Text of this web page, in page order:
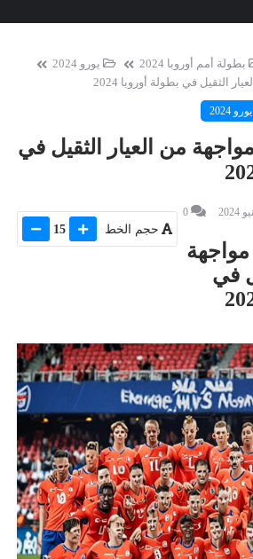
بطولة أمم أوروبا 2024
يورو 2024
الثقيل في بطولة أوروبا 2024
يورو 2024
من العيار الثقيل في
0
حجم الخط 15
مواجهة
في